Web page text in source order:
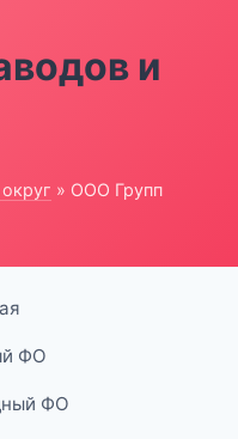
и
» ООО Групп
ФО
ФО